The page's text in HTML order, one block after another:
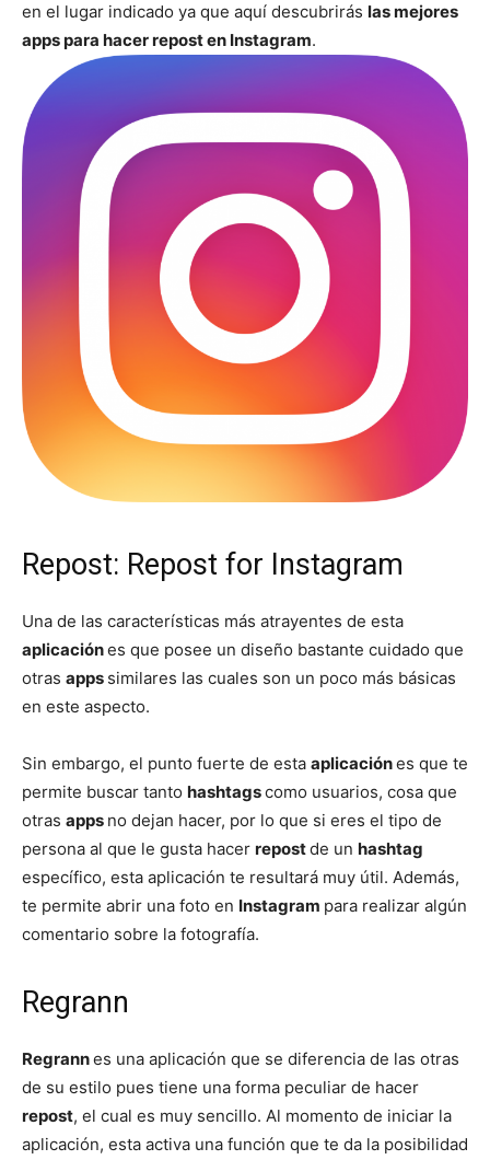
en el lugar indicado ya que aquí descubrirás las mejores
apps para hacer repost en Instagram.
Repost: Repost for Instagram
Una de las características más atrayentes de esta
aplicaciónes que posee un diseño bastante cuidado que
otras apps similares las cuales son un poco más básicas
en este aspecto.
Sin embargo, el punto fuerte de esta aplicaciónes que te
permite buscar tanto hashtagscomo usuarios, cosa que
otras apps no dejan hacer, por lo que si eres el tipo de
persona al que le gusta hacer repostde un hashtag
específico, esta aplicación te resultará muy útil. Además,
te permite abrir una foto en Instagram para realizar algún
comentario sobre la fotografía.
Regrann
Regrannes una aplicación que se diferencia de las otras
de su estilo pues tiene una forma peculiar de hacer
repost, el cual es muy sencillo. Al momento de iniciar la
aplicación, esta activa una función que te da la posibilidad